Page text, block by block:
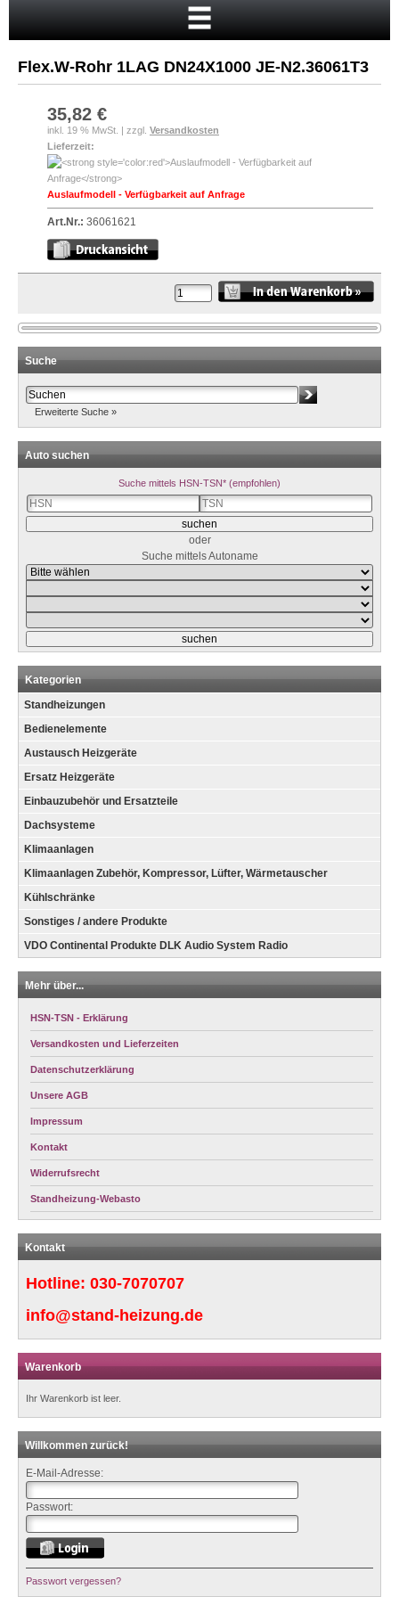
Neukunde?
Kasse
Anmelden
Flex.W-Rohr 1LAG DN24X1000 JE-N2.36061T3
35,82 €
inkl. 19 % MwSt. | zzgl. Versandkosten
Lieferzeit:
Auslaufmodell - Verfügbarkeit auf Anfrage
Art.Nr.: 36061621
Suche
Erweiterte Suche »
Auto suchen
Suche mittels HSN-TSN* (empfohlen)
oder
Suche mittels Autoname
Kategorien
Standheizungen
Bedienelemente
Austausch Heizgeräte
Ersatz Heizgeräte
Einbauzubehör und Ersatzteile
Dachsysteme
Klimaanlagen
Klimaanlagen Zubehör, Kompressor, Lüfter, Wärmetauscher
Kühlschränke
Sonstiges / andere Produkte
VDO Continental Produkte DLK Audio System Radio
Mehr über...
HSN-TSN - Erklärung
Versandkosten und Lieferzeiten
Datenschutzerklärung
Unsere AGB
Impressum
Kontakt
Widerrufsrecht
Standheizung-Webasto
Kontakt
Hotline: 030-7070707
info@stand-heizung.de
Warenkorb
Ihr Warenkorb ist leer.
Willkommen zurück!
E-Mail-Adresse:
Passwort:
Passwort vergessen?